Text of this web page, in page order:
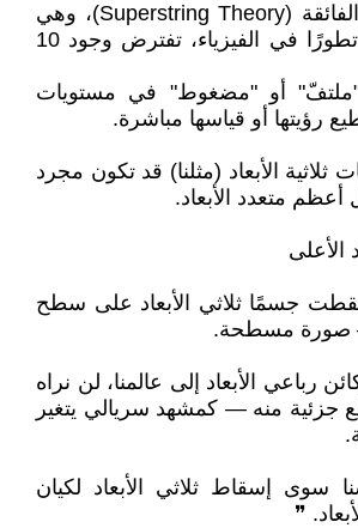
لكن نظرية الأوتار الفائقة (Superstring Theory)، وهي
إحدى أكثر النماذج تطورًا في الفيزياء، تفترض وجود 10
"ملتفّ" أو "مضغوط" في مستويات
رؤيتها أو قياسها مباشرة.
ثلاثية الأبعاد (مثلنا) قد تكون مجرد
متعدد الأبعاد.
جسمًا ثلاثي الأبعاد على سطح
صورة مسطحة.
رباعي الأبعاد إلى عالمنا، لن نراه
جزئية منه — كمشهد سريالي يتغير
سوى إسقاط ثلاثي الأبعاد لكيان
❞